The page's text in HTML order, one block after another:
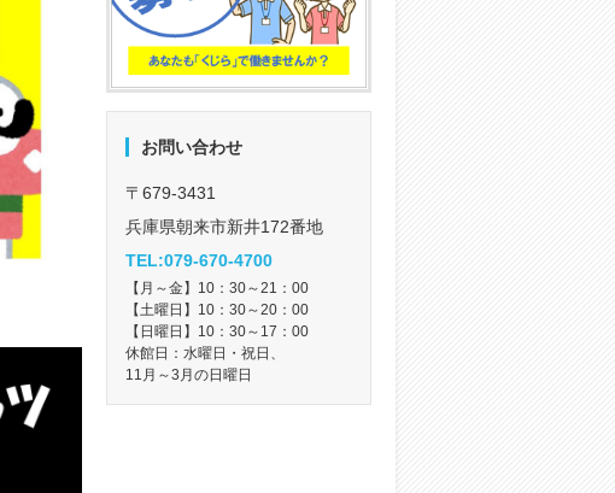
お問い合わせ
〒679-3431
兵庫県朝来市新井172番地
TEL:079-670-4700
【月～金】10：30～21：00
【土曜日】10：30～20：00
【日曜日】10：30～17：00
休館日：水曜日・祝日、
11月～3月の日曜日